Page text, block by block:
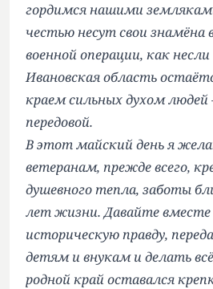
гордимся нашими
честью несут свои знамёна
военной операции, как
Ивановская область
краем сильных духом людей
передовой.
В этот майский день я
ветеранам, прежде всего,
душевного тепла, заботы
лет жизни. Давайте вместе
историческую правду,
детям и внукам и делать
родной край оставался